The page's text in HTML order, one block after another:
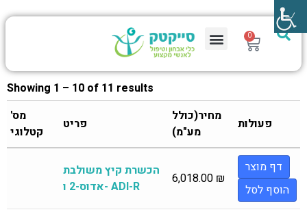
0
Showing 1 – 10 of 11 results
מס'
קטלוגי
פריט
מחיר(כולל
מע"מ)
פעולות
הכשרת קיץ משולבת
אדוס-2 ו- ADI-R
6,018.00 ₪
דף מוצר
הוסף לסל